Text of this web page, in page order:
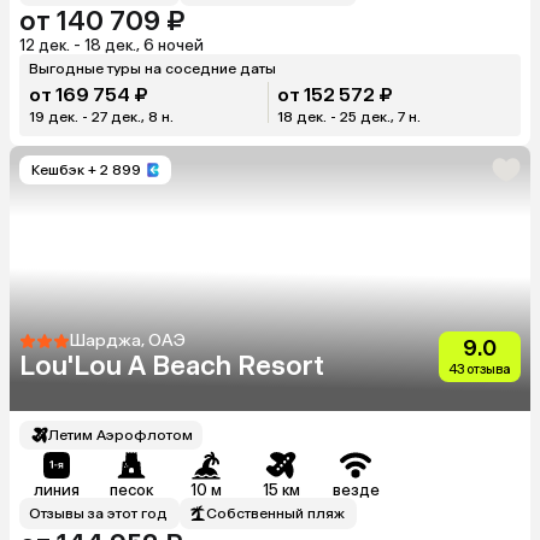
от 140 709 ₽
12 дек. - 18 дек., 6 ночей
Выгодные туры на соседние даты
от 169 754 ₽
19 дек. - 27 дек., 8 н.
от 152 572 ₽
18 дек. - 25 дек., 7 н.
Кешбэк + 2 899
Шарджа, ОАЭ
Lou'Lou A Beach Resort
9.0
43 отзыва
Летим Аэрофлотом
линия песок 10 м 15 км везде
Отзывы за этот год Собственный пляж